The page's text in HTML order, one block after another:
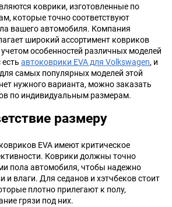
коврики, изготовленные по
которые точно соответствуют
вашего автомобиля. Компания
широкий ассортимент ковриков
учетом особенностей различных моделей
автоковрики EVA для Volkswagen, и
самых популярных моделей этой
нужного варианта, можно заказать
по индивидуальным размерам.
размеру
EVA имеют критическое
Коврики должны точно
пола автомобиля, чтобы надежно
и влаги. Для седанов и хэтчбеков стоит
плотно прилегают к полу,
грязи под них.